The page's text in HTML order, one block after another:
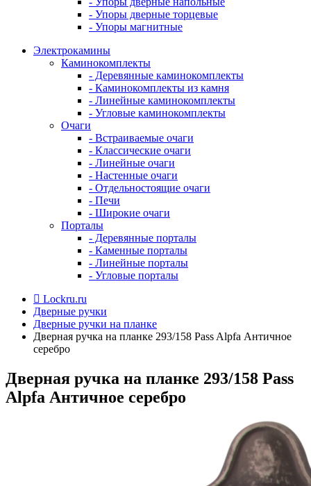
- Упоры дверные торцевые
- Упоры магнитные
Электрокамины
Каминокомплекты
- Деревянные каминокомплекты
- Каминокомплекты из камня
- Линейные каминокомплекты
- Угловые каминокомплекты
Очаги
- Встраиваемые очаги
- Классические очаги
- Линейные очаги
- Настенные очаги
- Отдельностоящие очаги
- Печи
- Широкие очаги
Порталы
- Деревянные порталы
- Каменные порталы
- Линейные порталы
- Угловые порталы
Lockru.ru
Дверные ручки
Дверные ручки на планке
Дверная ручка на планке 293/158 Pass Alpfa Античное
серебро
Дверная ручка на планке 293/158 Pass
Alpfa Античное серебро